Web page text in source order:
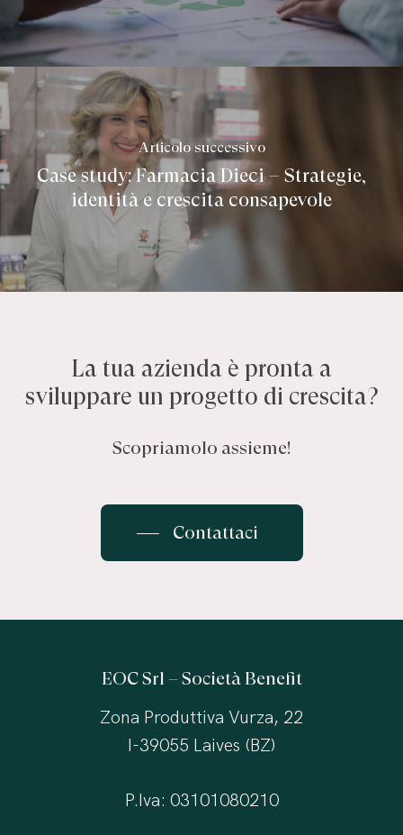
Articolo successivo
Case study: Farmacia Dieci – Strategie,
identità e crescita consapevole
La tua azienda è pronta a
sviluppare un progetto di crescita?
Scopriamolo assieme!
Contattaci
EOC Srl – Società Benefit
Zona Produttiva Vurza, 22
I-39055 Laives (BZ)
P.Iva: 03101080210